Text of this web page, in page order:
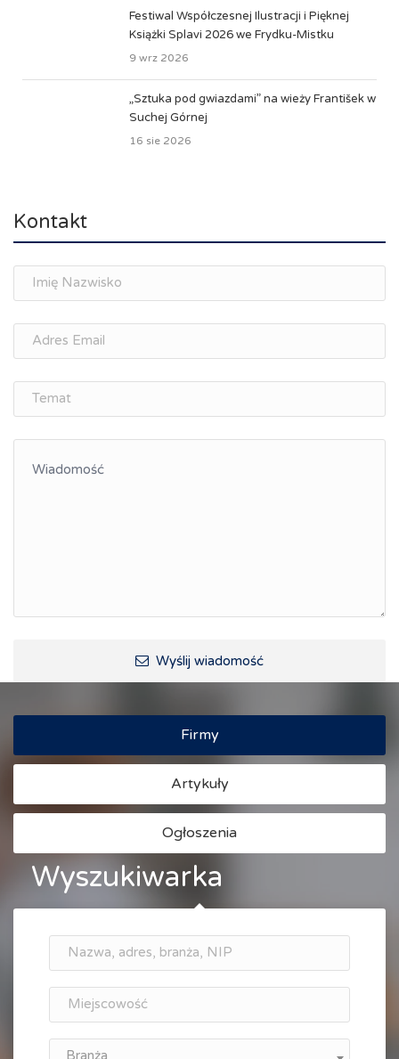
Festiwal Współczesnej Ilustracji i Pięknej
Książki Splavi 2026 we Frydku-Mistku
9 wrz 2026
„Sztuka pod gwiazdami” na wieży František w
Suchej Górnej
16 sie 2026
Kontakt
Wyślij wiadomość
Firmy
Artykuły
Ogłoszenia
Wyszukiwarka
Branża